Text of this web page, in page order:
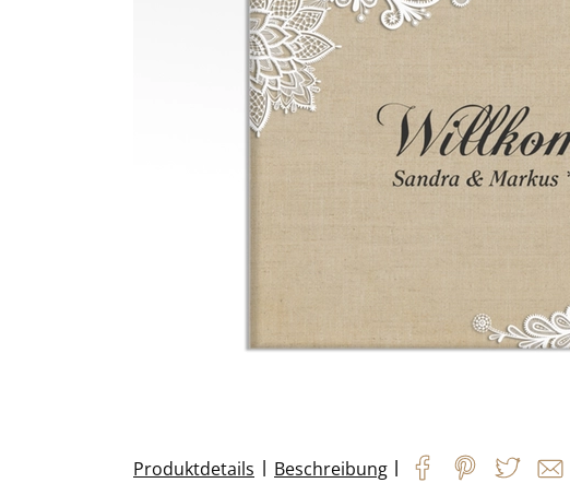
Produktdetails | Beschreibung |